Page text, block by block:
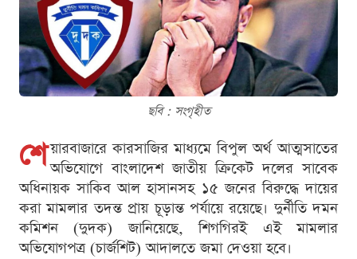
ছবি : সংগৃহীত
শে য়ারবাজারে কারসাজির মাধ্যমে বিপুল অর্থ আত্মসাতের
অভিযোগে বাংলাদেশ জাতীয় ক্রিকেট দলের সাবেক
অধিনায়ক সাকিব আল হাসানসহ ১৫ জনের বিরুদ্ধে দায়ের
করা মামলার তদন্ত প্রায় চূড়ান্ত পর্যায়ে রয়েছে। দুর্নীতি দমন
কমিশন (দুদক) জানিয়েছে, শিগগিরই এই মামলার
অভিযোগপত্র (চার্জশিট) আদালতে জমা দেওয়া হবে।